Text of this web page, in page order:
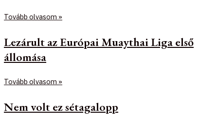
Tovább olvasom »
Lezárult az Európai Muaythai Liga első
állomása
Tovább olvasom »
Nem volt ez sétagalopp